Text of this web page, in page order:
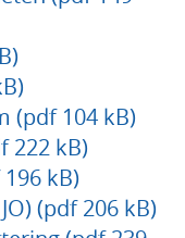
(pdf 104 kB)
222 kB)
kB)
(pdf 206 kB)